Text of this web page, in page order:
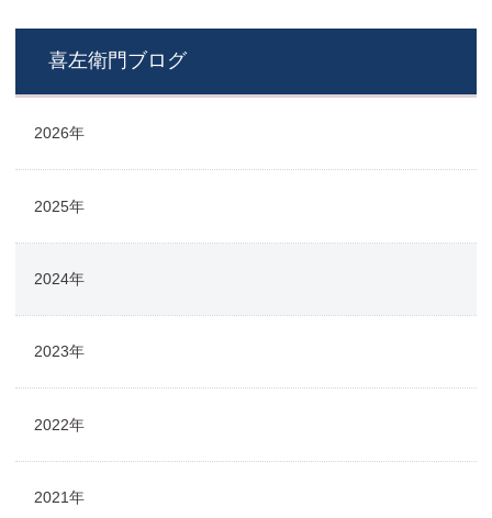
喜左衛門ブログ
2026年
2025年
2024年
2023年
2022年
2021年